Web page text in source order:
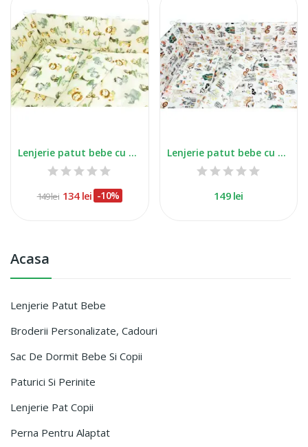
Acasa
Lenjerie Patut Bebe
Broderii Personalizate, Cadouri
Sac De Dormit Bebe Si Copii
Paturici Si Perinite
Lenjerie Pat Copii
Perna Pentru Alaptat
Lenjerie patut bebe cu 5 piese Monkey
149 lei 134 lei -10%
Lenjerie patut bebe cu 5 piese Ferma
149 lei